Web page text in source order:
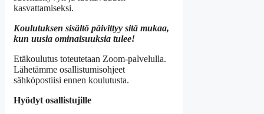
kasvattamiseksi.
Koulutuksen sisältö päivittyy sitä mukaa,
kun uusia ominaisuuksia tulee!
Etäkoulutus toteutetaan Zoom-palvelulla.
Lähetämme osallistumisohjeet
sähköpostiisi ennen koulutusta.
Hyödyt osallistujille